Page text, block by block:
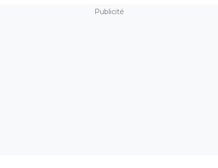
Publicité